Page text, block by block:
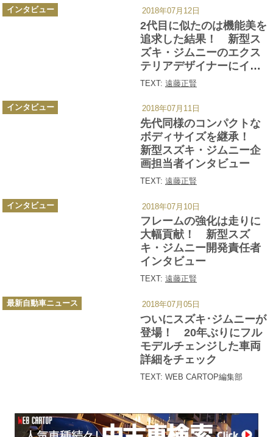
2代目に似たのは機能美を
追求した結果！ 新型ス
ズキ・ジムニーのエクス
テリアデザイナーにイン
タビュー
TEXT: 遠藤正賢
カ
テ
インタビュー 2018年07月12日
先代同様のコンパクトな
ボディサイズを継承！
新型スズキ・ジムニー企
画担当者インタビュー
TEXT: 遠藤正賢
カ
テ
インタビュー 2018年07月11日
フレームの強化は走りに
大幅貢献！ 新型スズ
キ・ジムニー開発責任者
インタビュー
TEXT: 遠藤正賢
カ
テ
インタビュー 2018年07月10日
ついにスズキ･ジムニーが
登場！ 20年ぶりにフル
モデルチェンジした車両
詳細をチェック
TEXT: WEB CARTOP編集部
カ
テ
最新自動車ニュース 2018年07月05日